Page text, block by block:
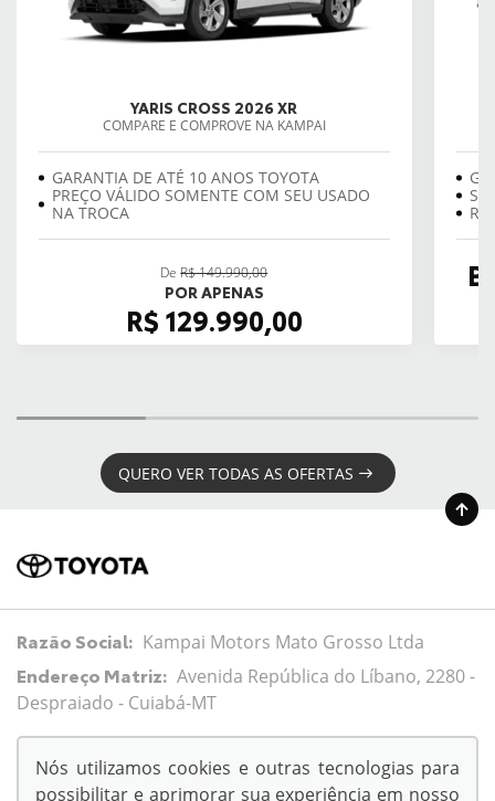
YARIS CROSS 2026 XR
COMPARE E COMPROVE NA KAMPAI
GARANTIA DE ATÉ 10 ANOS TOYOTA
PREÇO VÁLIDO SOMENTE COM SEU USADO
NA TROCA
DeR$ 149.990,00
POR APENAS
R$ 129.990,00
QUERO VER TODAS AS OFERTAS
Razão Social: Kampai Motors Mato Grosso Ltda
Endereço Matriz: Avenida República do Líbano, 2280 -
Despraiado - Cuiabá-MT
Nós utilizamos cookies e outras tecnologias para
possibilitar e aprimorar sua experiência em nosso